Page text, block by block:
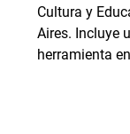
Cultura y
Aires. Incluye
herramienta